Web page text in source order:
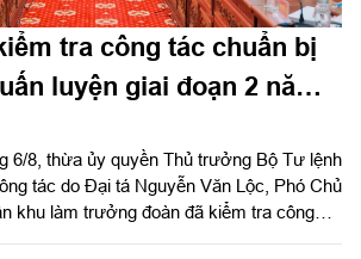
tra công tác chuẩn bị
luyện giai đoạn 2 năm
Ninh
6/8, thừa ủy quyền Thủ trưởng Bộ Tư lệnh
tác do Đại tá Nguyễn Văn Lộc, Phó Chủ
khu làm trưởng đoàn đã kiểm tra công